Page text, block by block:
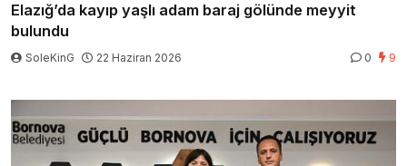
Elazığ’da kayıp yaşlı adam baraj gölünde meyyit
bulundu
SoleKinG 22 Haziran 2026 0 9